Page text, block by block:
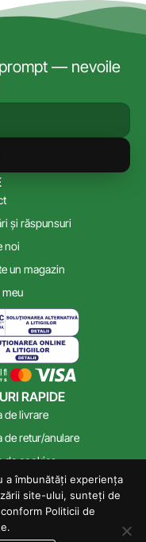
— nevoile
RAPIDE
de livrare
de retur/anulare
de cookies
de confidențialitate
și Condiții
și răspunsuri
noi
un magazin
a îmbunătăți experiența
site-ului, sunteți de
Politicii de